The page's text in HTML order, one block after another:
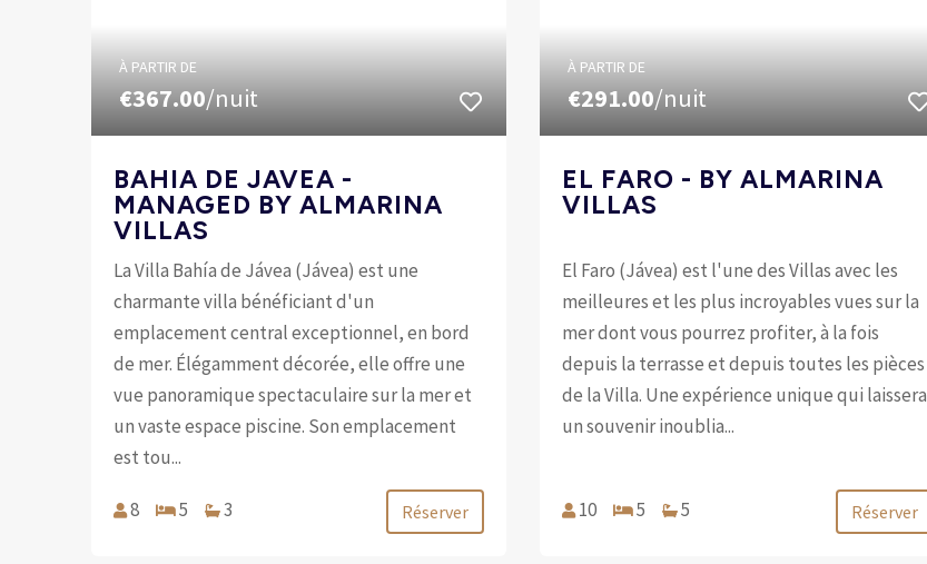
À PARTIR DE
€367.00/nuit
BAHIA DE JAVEA -
MANAGED BY ALMARINA
VILLAS
La Villa Bahía de Jávea (Jávea) est une
charmante villa bénéficiant d'un
emplacement central exceptionnel, en bord
de mer. Élégamment décorée, elle offre une
vue panoramique spectaculaire sur la mer et
un vaste espace piscine. Son emplacement
est tou...
8 5 3 Réserver
À PARTIR DE
€291.00/nuit
EL FARO - BY ALMARINA
VILLAS
El Faro (Jávea) est l'une des Villas avec les
meilleures et les plus incroyables vues sur la
mer dont vous pourrez profiter, à la fois
depuis la terrasse et depuis toutes les pièces
de la Villa. Une expérience unique qui laissera
un souvenir inoublia...
10 5 5 Réserver